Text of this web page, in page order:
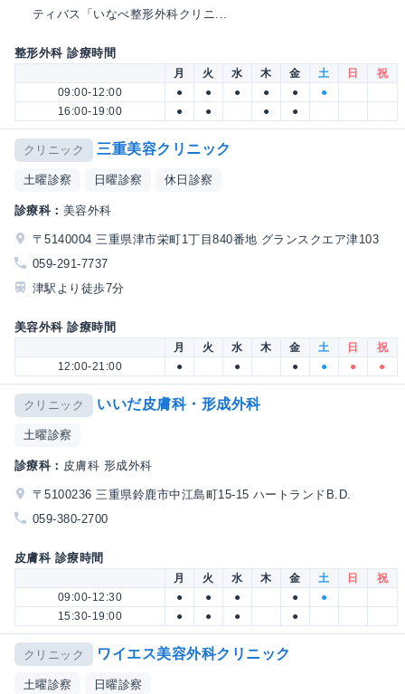
ティバス「いなべ整形外科クリニ...
整形外科 診療時間
月 火 水 木 金 土 日
祝
09:00-12:00
● ● ● ● ●
●
16:00-19:00
● ● ● ●
クリニック 三重美容クリニック
土曜診察 日曜診察 休日診察
診療科： 美容外科
〒5140004 三重県津市栄町1丁目840番地 グランスクエア津103
059-291-7737
津駅より徒歩7分
美容外科 診療時間
月 火 水 木 金 土 日
祝
12:00-21:00
● ● ● ● ● ●
クリニック いいだ皮膚科・形成外科
土曜診察
診療科： 皮膚科 形成外科
〒5100236 三重県鈴鹿市中江島町15-15 ハートランドB.D.
059-380-2700
皮膚科 診療時間
月 火 水 木 金 土 日
祝
09:00-12:30
● ● ● ●
●
15:30-19:00
● ● ● ●
クリニック ワイエス美容外科クリニック
土曜診察 日曜診察